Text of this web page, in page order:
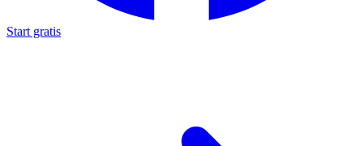
Start gratis